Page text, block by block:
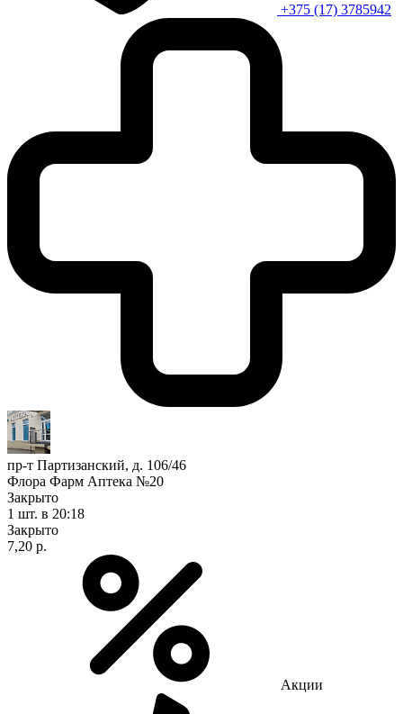
+375 (17) 3785942
пр-т Партизанский, д. 106/46
Флора Фарм Аптека №20
Закрыто
1 шт. в 20:18
Закрыто
7,20 р.
Акции